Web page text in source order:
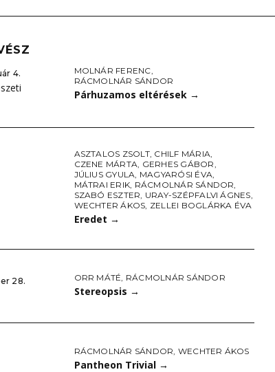
4. MOLNÁR FERENC,
RÁCMOLNÁR SÁNDOR
Párhuzamos eltérések →
ASZTALOS ZSOLT, CHILF MÁRIA,
CZENE MÁRTA, GERHES GÁBOR,
JÚLIUS GYULA, MAGYARÓSI ÉVA,
MÁTRAI ERIK, RÁCMOLNÁR SÁNDOR,
SZABÓ ESZTER, URAY-SZÉPFALVI ÁGNES,
WECHTER ÁKOS, ZELLEI BOGLÁRKA ÉVA
Eredet →
28. ORR MÁTÉ RÁCMOLNÁR SÁNDOR
Stereopsis →
RÁCMOLNÁR SÁNDOR WECHTER ÁKOS
Pantheon Trivial →